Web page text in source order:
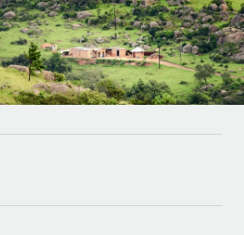
der HR in bestehende Abläufe
für dein Team
HR-Lösungen, um Teams zu
und Großunternehmen
von Global-HR-Funktionen in deine